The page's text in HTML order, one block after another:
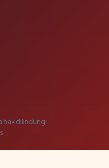
dilindungi.